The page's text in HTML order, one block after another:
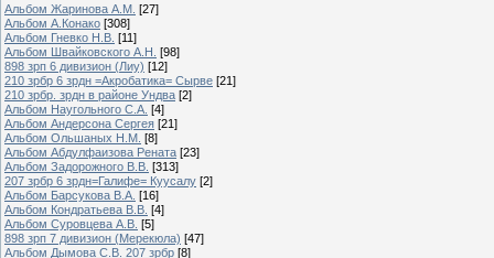
Альбом Жаринова А.М. [27]
Альбом А.Конако [308]
Альбом Гневко Н.В. [11]
Альбом Швайковского А.Н. [98]
898 зрп 6 дивизион (Лиу) [12]
210 зрбр 6 зрдн =Акробатика= Сырве [21]
210 зрбр. зрдн в районе Ундва [2]
Альбом Наугольного С.А. [4]
Альбом Андерсона Сергея [21]
Альбом Ольшаных Н.М. [8]
Альбом Абдулфаизова Рената [23]
Альбом Задорожного В.В. [313]
207 зрбр 6 зрдн=Галифе= Куусалу [2]
Альбом Барсукова В.А. [16]
Альбом Кондратьева В.В. [4]
Альбом Суровцева А.В. [5]
898 зрп 7 дивизион (Мерекюла) [47]
Альбом Дымова С.В. 207 зрбр [8]